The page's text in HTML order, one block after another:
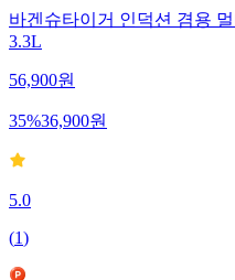
바겐슈타이거 인덕션 겸용
3.3L
56,900원
35%36,900원
5.0
(1)